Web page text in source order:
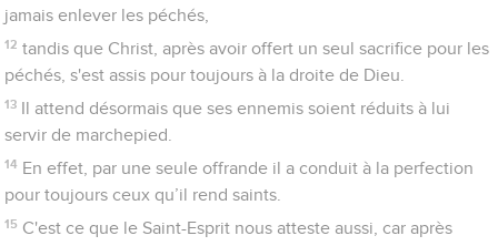
ce qu’il mérite ! Il a ajouté : Le Seigneur jugera son peuple.
31 Oui, c’est une chose terrible que de tomber entre les mains
du Dieu vivant.
32 Souvenez-vous des premiers jours : après avoir été éclairés,
vous avez supporté un grand et douloureux combat.
33 Tantôt vous étiez publiquement exposés aux injures et aux
persécutions, tantôt vous vous montriez solidaires de ceux qui
se trouvaient dans la même situation.